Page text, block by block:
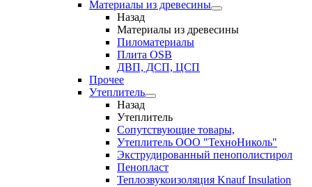
Материалы из древесины
Назад
Материалы из древесины
Пиломатериалы
Плита OSB
ДВП, ДСП, ЦСП
Прочее
Утеплитель
Назад
Утеплитель
Сопутствующие товары,
Утеплитель ООО "ТехноНиколь"
Экструдированный пенополистирол
Пенопласт
Теплозвукоизоляция Knauf Insulation